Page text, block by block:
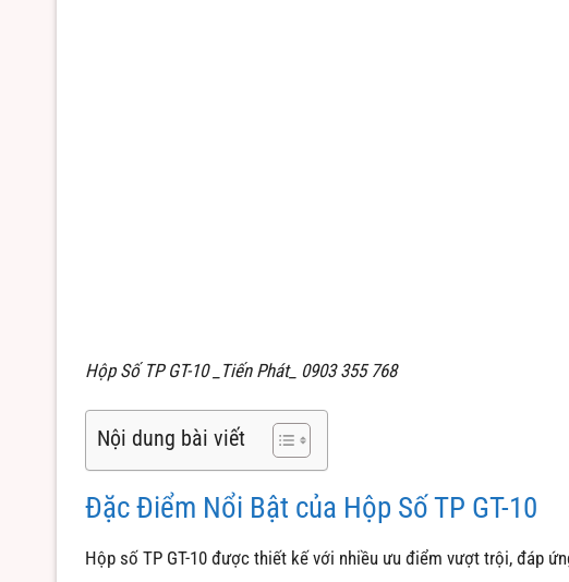
Hộp Số TP GT-10 _Tiến Phát_ 0903 355 768
Nội dung bài viết
Đặc Điểm Nổi Bật của Hộp Số TP GT-10
Hộp số TP GT-10 được thiết kế với nhiều ưu điểm vượt trội, đáp